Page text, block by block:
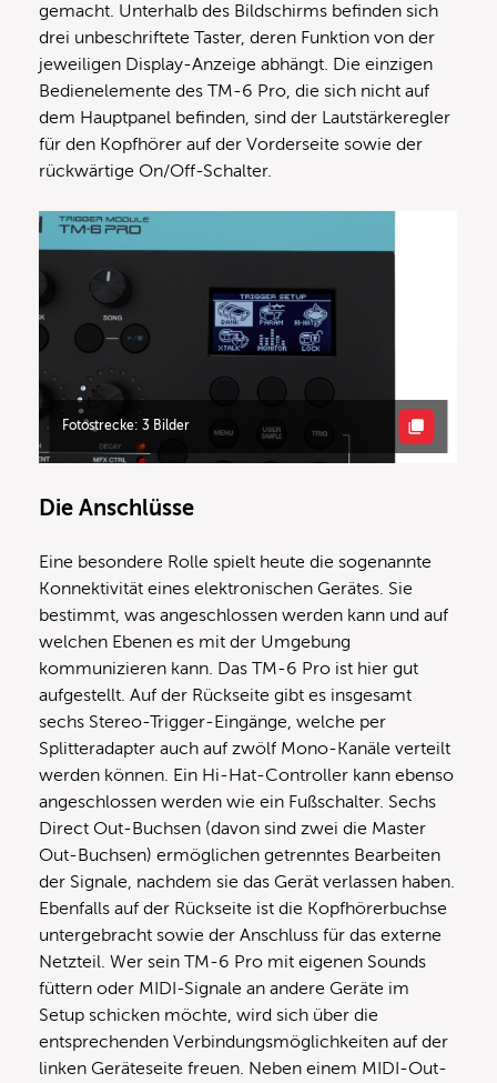
gemacht. Unterhalb des Bildschirms befinden sich
drei unbeschriftete Taster, deren Funktion von der
jeweiligen Display-Anzeige abhängt. Die einzigen
Bedienelemente des TM-6 Pro, die sich nicht auf
dem Hauptpanel befinden, sind der Lautstärkeregler
für den Kopfhörer auf der Vorderseite sowie der
rückwärtige On/Off-Schalter.
Fotostrecke: 3 Bilder
Die Anschlüsse
Eine besondere Rolle spielt heute die sogenannte
Konnektivität eines elektronischen Gerätes. Sie
bestimmt, was angeschlossen werden kann und auf
welchen Ebenen es mit der Umgebung
kommunizieren kann. Das TM-6 Pro ist hier gut
aufgestellt. Auf der Rückseite gibt es insgesamt
sechs Stereo-Trigger-Eingänge, welche per
Splitteradapter auch auf zwölf Mono-Kanäle verteilt
werden können. Ein Hi-Hat-Controller kann ebenso
angeschlossen werden wie ein Fußschalter. Sechs
Direct Out-Buchsen (davon sind zwei die Master
Out-Buchsen) ermöglichen getrenntes Bearbeiten
der Signale, nachdem sie das Gerät verlassen haben.
Ebenfalls auf der Rückseite ist die Kopfhörerbuchse
untergebracht sowie der Anschluss für das externe
Netzteil. Wer sein TM-6 Pro mit eigenen Sounds
füttern oder MIDI-Signale an andere Geräte im
Setup schicken möchte, wird sich über die
entsprechenden Verbindungsmöglichkeiten auf der
linken Geräteseite freuen. Neben einem MIDI-Out-